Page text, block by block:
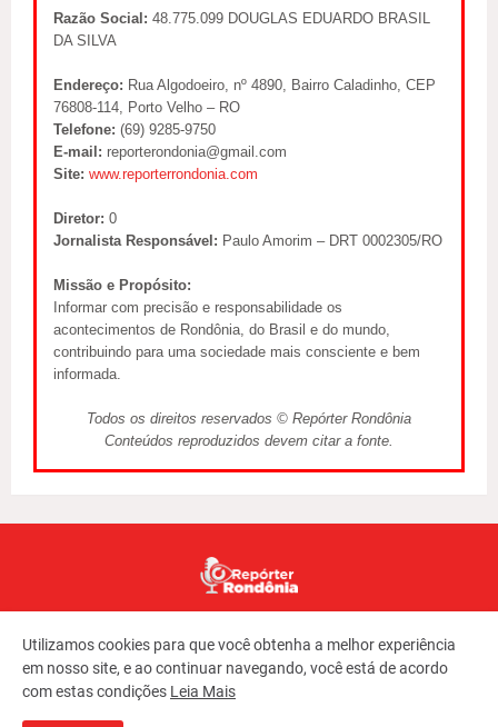
Razão Social: 48.775.099 DOUGLAS EDUARDO BRASIL
DA SILVA
Endereço: Rua Algodoeiro, nº 4890, Bairro Caladinho, CEP
76808-114, Porto Velho – RO
Telefone: (69) 9285-9750
E-mail: reporterondonia@gmail.com
Site: www.reporterrondonia.com
Diretor: 0
Jornalista Responsável: Paulo Amorim – DRT 0002305/RO
Missão e Propósito:
Informar com precisão e responsabilidade os
acontecimentos de Rondônia, do Brasil e do mundo,
contribuindo para uma sociedade mais consciente e bem
informada.
Todos os direitos reservados © Repórter Rondônia
Conteúdos reproduzidos devem citar a fonte.
Utilizamos cookies para que você obtenha a melhor experiência
em nosso site, e ao continuar navegando, você está de acordo
com estas condições Leia Mais